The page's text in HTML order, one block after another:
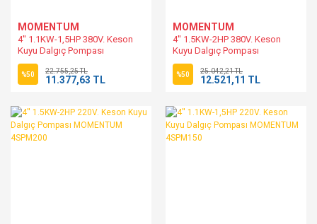
MOMENTUM
4'' 1.1KW-1,5HP 380V. Keson
Kuyu Dalgıç Pompası
MOMENTUM 4SP150
%50 22.755,25 TL
11.377,63 TL
MOMENTUM
4'' 1.5KW-2HP 380V. Keson
Kuyu Dalgıç Pompası
MOMENTUM 4SP200
%50 25.042,21 TL
12.521,11 TL